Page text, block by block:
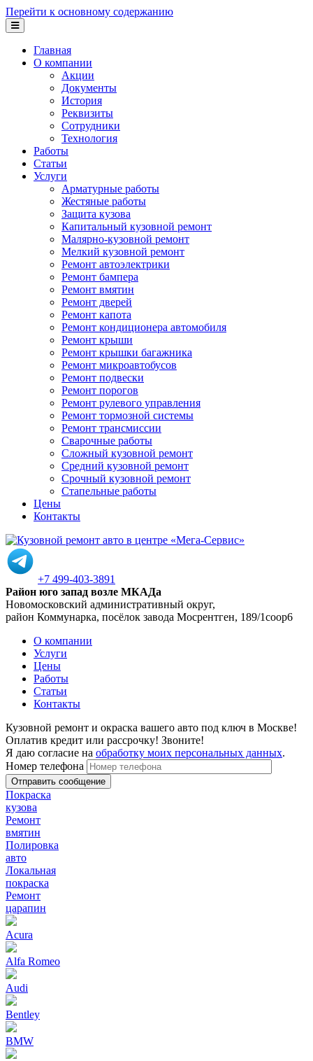
Перейти к основному содержанию
Главная
О компании
Акции
Документы
История
Реквизиты
Сотрудники
Технология
Работы
Статьи
Услуги
Арматурные работы
Жестяные работы
Защита кузова
Капитальный кузовной ремонт
Малярно-кузовной ремонт
Мелкий кузовной ремонт
Ремонт автоэлектрики
Ремонт бампера
Ремонт вмятин
Ремонт дверей
Ремонт капота
Ремонт кондиционера автомобиля
Ремонт крыши
Ремонт крышки багажника
Ремонт микроавтобусов
Ремонт подвески
Ремонт порогов
Ремонт рулевого управления
Ремонт тормозной системы
Ремонт трансмиссии
Сварочные работы
Сложный кузовной ремонт
Средний кузовной ремонт
Срочный кузовной ремонт
Стапельные работы
Цены
Контакты
+7 499-403-3891
Район юго запад возле МКАДа
Новомосковский административный округ,
район Коммунарка, посёлок завода Мосрентген, 189/1соор6
О компании
Услуги
Цены
Работы
Статьи
Контакты
Кузовной ремонт и окраска вашего авто под ключ в Москве!
Оплатив кредит или рассрочку! Звоните!
Я даю согласие на обработку моих персональных данных.
Номер телефона
Покраска
кузова
Ремонт
вмятин
Полировка
авто
Локальная
покраска
Ремонт
царапин
Acura
Alfa Romeo
Audi
Bentley
BMW